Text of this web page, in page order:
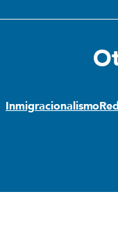
Inmigracionalismo